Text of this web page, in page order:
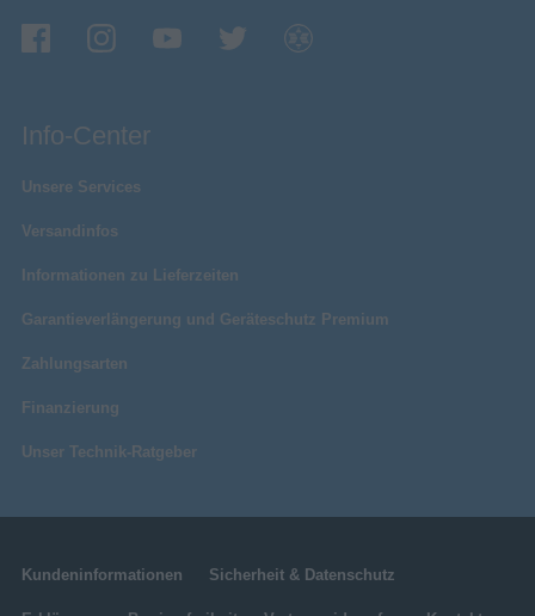
Info-Center
Unsere Services
Versandinfos
Informationen zu Lieferzeiten
Garantieverlängerung und Geräteschutz Premium
Zahlungsarten
Finanzierung
Unser Technik-Ratgeber
Kundeninformationen Sicherheit & Datenschutz